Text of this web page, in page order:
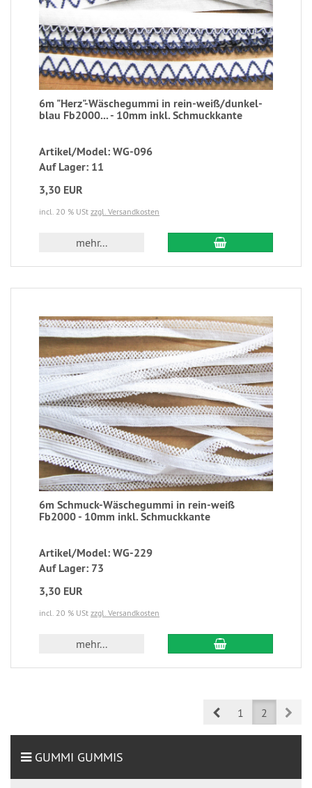
6m "Herz"-Wäschegummi in rein-weiß/dunkel-
blau Fb2000... - 10mm inkl. Schmuckkante
Artikel/Model: WG-096
Auf Lager: 11
3,30 EUR
incl. 20 % USt zzgl. Versandkosten
mehr...
6m Schmuck-Wäschegummi in rein-weiß
Fb2000 - 10mm inkl. Schmuckkante
Artikel/Model: WG-229
Auf Lager: 73
3,30 EUR
incl. 20 % USt zzgl. Versandkosten
mehr...
Prev1 2
GUMMI GUMMIS